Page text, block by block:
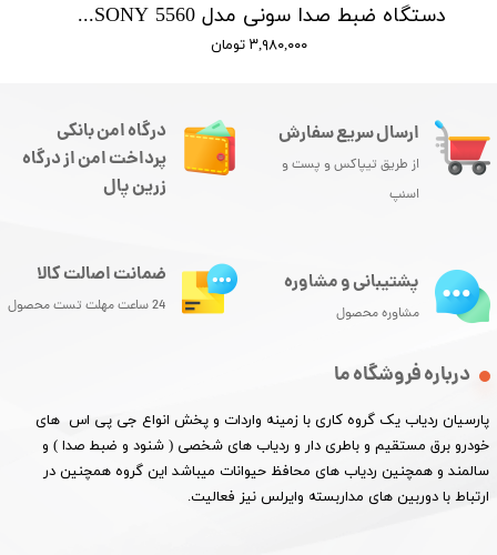
دستگاه ضبط صدا سونی مدل SONY 5560 - حافظه 16 گیگابایت
۳,۹۸۰,۰۰۰ تومان
ارسال سریع سفارش
از طریق تیپاکس و پست و
اسنپ
درباره فروشگاه ما
پارسیان ردیاب یک گروه کاری با زمینه واردات و پخش انواع جی پی اس های
خودرو برق مستقیم و باطری دار و ردیاب های شخصی ( شنود و ضبط صدا ) و
سالمند و همچنین ردیاب های محافظ حیوانات میباشد این گروه همچنین در
ارتباط با دوربین های مداربسته وایرلس نیز فعالیت.​​​​​​​
درگاه امن بانکی
پرداخت امن از درگاه
زرین پال
پشتیبانی و مشاوره
مشاوره محصول
ضمانت اصالت کالا
24 ساعت مهلت تست محصول